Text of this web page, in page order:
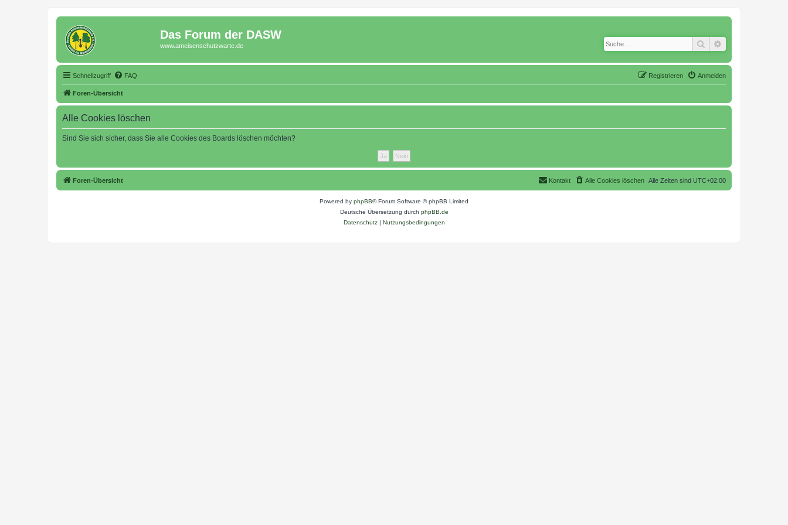
Das Forum der DASW
www.ameisenschutzwarte.de Suche
Schnellzugriff FAQ Anmelden
Registrieren
Foren-Übersicht
Alle Cookies löschen
Sind Sie sich sicher, dass Sie alle Cookies des Boards löschen möchten?
Foren-Übersicht Alle Zeiten sind UTC+02:00
Alle Cookies löschen
Kontakt
Powered by phpBB® Forum Software © phpBB Limited
Deutsche Übersetzung durch phpBB.de
Datenschutz| Nutzungsbedingungen